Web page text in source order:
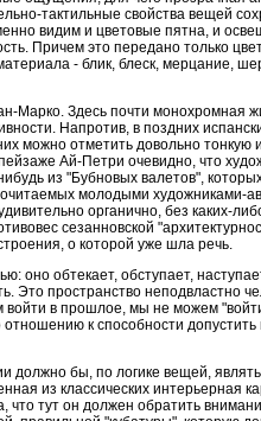
тактильные свойства вещей
видим и цветовые пятна, и
Причем это передано только
- блик, блеск, мерцание,
Марко. Здесь почти монохромная
Напротив, в поздних
можно отметить довольно тонкую
Ай-Петри очевидно, что
из "Бубновых валетов",
молодыми художниками-
органично, без каких-
сезанновской
о которой уже шла речь.
оно обтекает, обступает,
Это пространство неподвластно
в прошлое, мы не можем
к способности допустить
должно бы, по логике вещей,
из классических интерьерная
тут он должен обратить